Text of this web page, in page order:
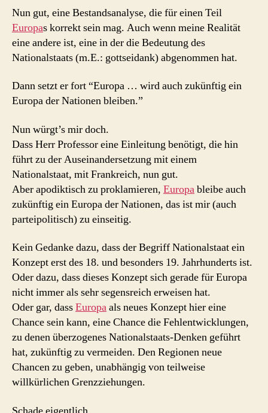
Nun gut, eine Bestandsanalyse, die für einen Teil
Europas korrekt sein mag. Auch wenn meine Realität
eine andere ist, eine in der die Bedeutung des
Nationalstaats (m.E.: gottseidank) abgenommen hat.
Dann setzt er fort “Europa … wird auch zukünftig ein
Europa der Nationen bleiben.”
Nun würgt’s mir doch.
Dass Herr Professor eine Einleitung benötigt, die hin
führt zu der Auseinandersetzung mit einem
Nationalstaat, mit Frankreich, nun gut.
Aber apodiktisch zu proklamieren, Europableibe auch
zukünftig ein Europa der Nationen, das ist mir (auch
parteipolitisch) zu einseitig.
Kein Gedanke dazu, dass der Begriff Nationalstaat ein
Konzept erst des 18. und besonders 19. Jahrhunderts ist.
Oder dazu, dass dieses Konzept sich gerade für Europa
nicht immer als sehr segensreich erweisen hat.
Oder gar, dassEuropaals neues Konzept hier eine
Chance sein kann, eine Chance die Fehlentwicklungen,
zu denen überzogenes Nationalstaats-Denken geführt
hat, zukünftig zu vermeiden. Den Regionen neue
Chancen zu geben, unabhängig von teilweise
willkürlichen Grenzziehungen.